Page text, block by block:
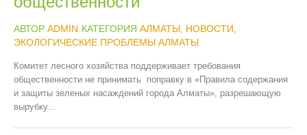
АВТОР ADMIN КАТЕГОРИЯ АЛМАТЫ НОВОСТИ
ЭКОЛОГИЧЕСКИЕ ПРОБЛЕМЫ АЛМАТЫ
Комитет лесного хозяйства поддерживает требования
общественности не принимать поправку в «Правила содержания
и защиты зеленых насаждений города Алматы», разрешающую
вырубку...